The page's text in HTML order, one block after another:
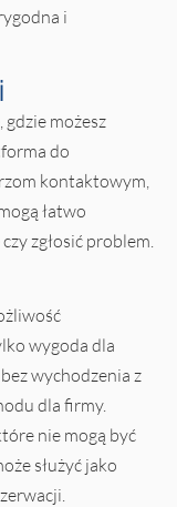
i
możesz
do
kontaktowym,
łatwo
zgłosić problem.
wygoda dla
wychodzenia z
dla firmy.
nie mogą być
służyć jako